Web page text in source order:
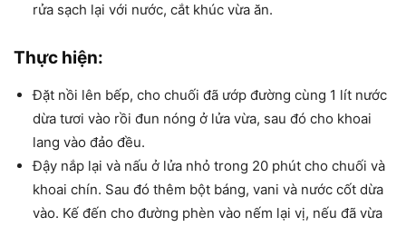
rửa sạch lại với nước, cắt khúc vừa ăn.
Thực hiện:
Đặt nồi lên bếp, cho chuối đã ướp đường cùng 1 lít nước
dừa tươi vào rồi đun nóng ở lửa vừa, sau đó cho khoai
lang vào đảo đều.
Đậy nắp lại và nấu ở lửa nhỏ trong 20 phút cho chuối và
khoai chín. Sau đó thêm bột báng, vani và nước cốt dừa
vào. Kế đến cho đường phèn vào nếm lại vị, nếu đã vừa